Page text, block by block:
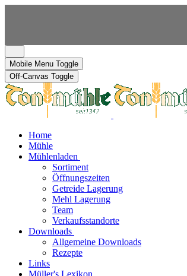
Mobile Menu Toggle
Off-Canvas Toggle
Home
Mühle
Mühlenladen
Sortiment
Öffnungszeiten
Getreide Lagerung
Mehl Lagerung
Team
Verkaufsstandorte
Downloads
Allgemeine Downloads
Rezepte
Links
Müller's Lexikon